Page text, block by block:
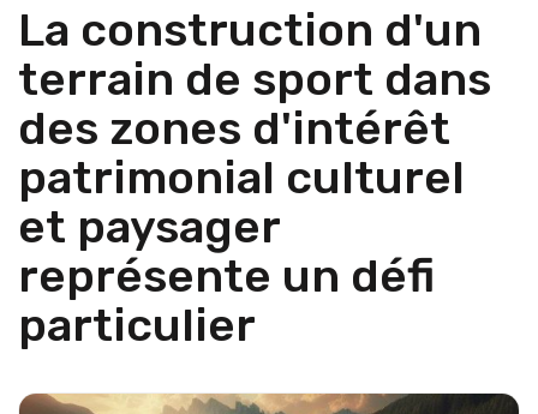
La construction d'un
terrain de sport dans
des zones d'intérêt
patrimonial culturel
et paysager
représente un défi
particulier